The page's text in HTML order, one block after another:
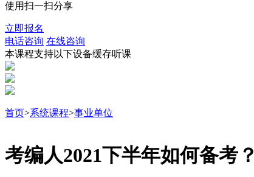
使用扫一扫分享
立即报名
电话咨询 在线咨询
本课程支持以下设备缓存听课
首页>系统课程>事业单位
考编人2021下半年如何备考？